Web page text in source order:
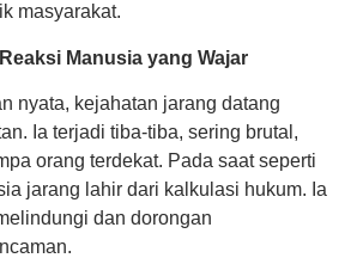
masyarakat.
Manusia yang Wajar
nyata, kejahatan jarang datang
Ia terjadi tiba-tiba, sering brutal,
orang terdekat. Pada saat seperti
jarang lahir dari kalkulasi hukum. Ia
dan dorongan